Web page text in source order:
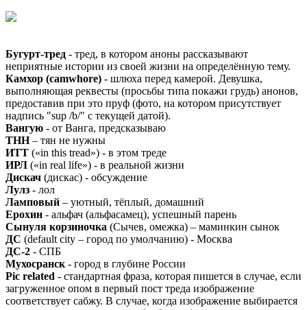
Бугурт-тред - тред, в котором аноны рассказывают
неприятные истории из своей жизни на определённую тему.
Камхор (camwhore) - шлюха перед камерой. Девушка,
выполняющая реквесты (просьбы типа покажи грудь) анонов,
предоставив при это пруф (фото, на котором присутствует
надпись "sup /b/" с текущей датой).
Вангую - от Ванга, предсказываю
ТНН– тян не нужны
ИТТ («in this tread») - в этом треде
ИРЛ («in real life») - в реальной жизни
Дискач (дискас) - обсуждение
Лулз - лол
Ламповый – уютный, тёплый, домашний
Ерохин - альфач (альфасамец), успешный парень
Сынуля корзиночка (Сычев, омежка) – маминкин сынок
ДС (default city – город по умолчанию) - Москва
ДС-2 - СПБ
Мухосранск - город в глубине России
Pic related - стандартная фраза, которая пишется в случае, если
загруженное опом в первый пост треда изображение
соответствует сабжу. В случае, когда изображение выбирается